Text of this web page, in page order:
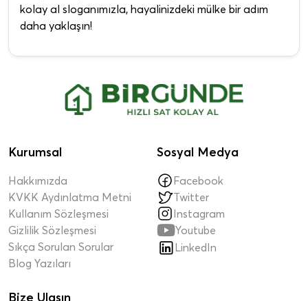
kolay al sloganımızla, hayalinizdeki mülke bir adım
daha yaklaşın!
Kurumsal
Hakkımızda
KVKK Aydınlatma Metni
Kullanım Sözleşmesi
Gizlilik Sözleşmesi
Sıkça Sorulan Sorular
Blog Yazıları
Sosyal Medya
Facebook
Twitter
Instagram
Youtube
LinkedIn
Bize Ulaşın